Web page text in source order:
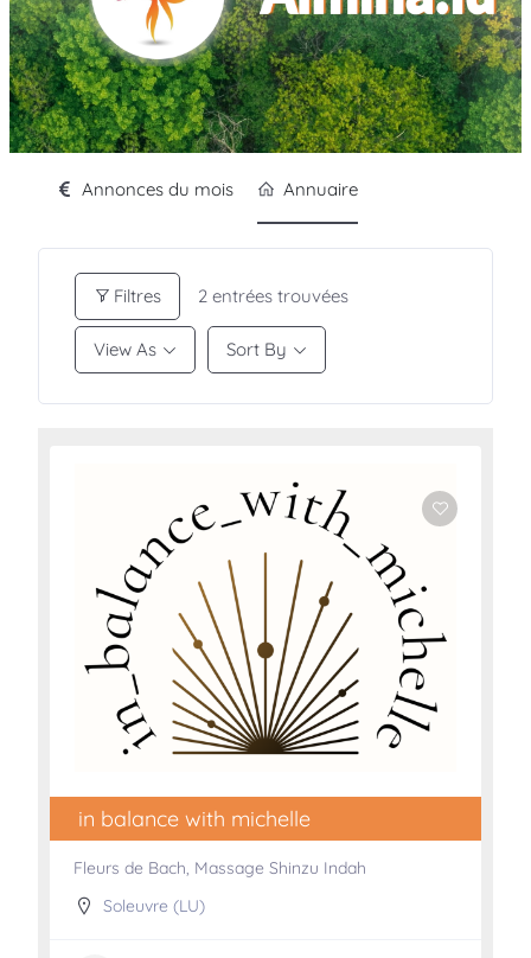
Annonces du mois Annuaire
Filtres 2 entrées trouvées
View As Sort By
in balance with michelle
Fleurs de Bach, Massage Shinzu Indah
Soleuvre (LU)